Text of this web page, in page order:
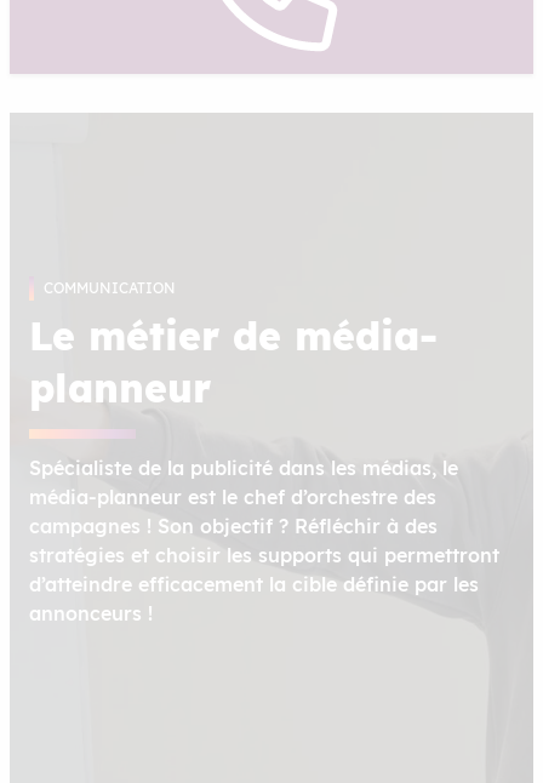
COMMUNICATION
Le métier de média-
planneur
Spécialiste de la publicité dans les médias, le
média-planneur est le chef d’orchestre des
campagnes ! Son objectif ? Réfléchir à des
stratégies et choisir les supports qui permettront
d’atteindre efficacement la cible définie par les
annonceurs !